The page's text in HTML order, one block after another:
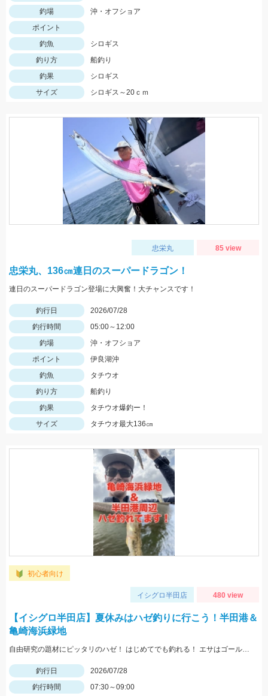
釣場
沖・オフショア
ポイント
釣魚
シロギス
釣り方
船釣り
釣果
シロギス
サイズ
シロギス～20ｃｍ
忠栄丸 85 view
忠栄丸、136㎝連日のスーパードラゴン！
連日のスーパードラゴン登場に大興奮！大チャンスです！
釣行日
2026/07/28
釣行時間
05:00～12:00
釣場
沖・オフショア
ポイント
伊良湖沖
釣魚
タチウオ
釣り方
船釣り
釣果
タチウオ爆釣ー！
サイズ
タチウオ最大136㎝
初心者向け
イシグロ半田店 480 view
【イシグロ半田店】夏休みはハゼ釣りに行こう！半田港＆
亀崎海浜緑地
自由研究の題材にピッタリのハゼ！ はじめてでも釣れる！ エサはゴールドイソメが最強！
釣行日
2026/07/28
釣行時間
07:30～09:00